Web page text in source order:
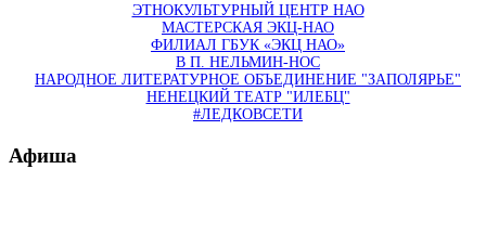
ЭТНОКУЛЬТУРНЫЙ ЦЕНТР НАО
МАСТЕРСКАЯ ЭКЦ-НАО
ФИЛИАЛ ГБУК «ЭКЦ НАО»
В П. НЕЛЬМИН-НОС
НАРОДНОЕ ЛИТЕРАТУРНОЕ ОБЪЕДИНЕНИЕ "ЗАПОЛЯРЬЕ"
НЕНЕЦКИЙ ТЕАТР "ИЛЕБЦ"
#ЛЕДКОВСЕТИ
Афиша